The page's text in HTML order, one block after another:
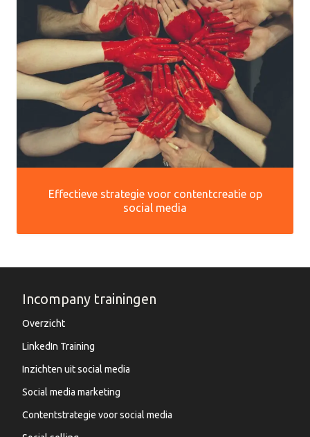
Effectieve strategie voor contentcreatie op
social media
Incompany trainingen
Overzicht
LinkedIn Training
Inzichten uit social media
Social media marketing
Contentstrategie voor social media